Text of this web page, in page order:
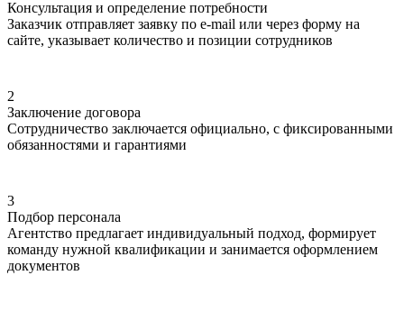
Консультация и определение потребности
Заказчик отправляет заявку по e-mail или через форму на
сайте, указывает количество и позиции сотрудников
2
Заключение договора
Сотрудничество заключается официально, с фиксированными
обязанностями и гарантиями
3
Подбор персонала
Агентство предлагает индивидуальный подход, формирует
команду нужной квалификации и занимается оформлением
документов